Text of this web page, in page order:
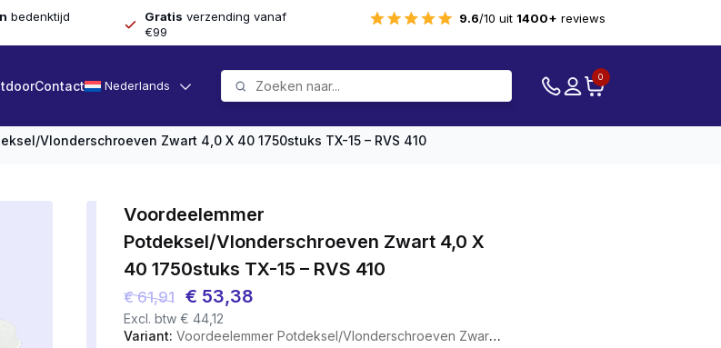
bedenktijd Gratis verzending vanaf
€99
9.6/10 uit 1400+ reviews
Contact Nederlands
0
vlonderschroeven Zwart 4,0 X 40 1750stuks TX-15 – RVS 410
Voordeelemmer
Potdeksel/vlonderschroeven Zwart 4,0 X
40 1750stuks TX-15 – RVS 410
€61,91
Oorspronkelijke
prijs
€ 53,38Huidige
Excl. btw € 44,12
Variant: Voordeelemmer Potdeksel/vlonderschroeven Zwart 4,0 X 40 1750stuks TX-15 - RVS 410